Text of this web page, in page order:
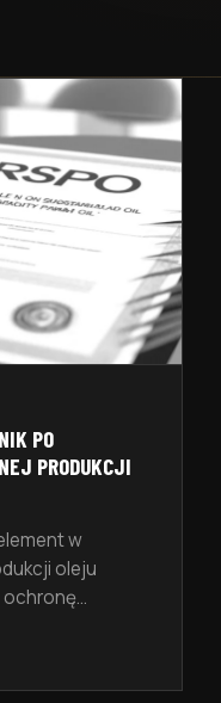
PO
PRODUKCJI
w
oleju
ochronę
się bliżej